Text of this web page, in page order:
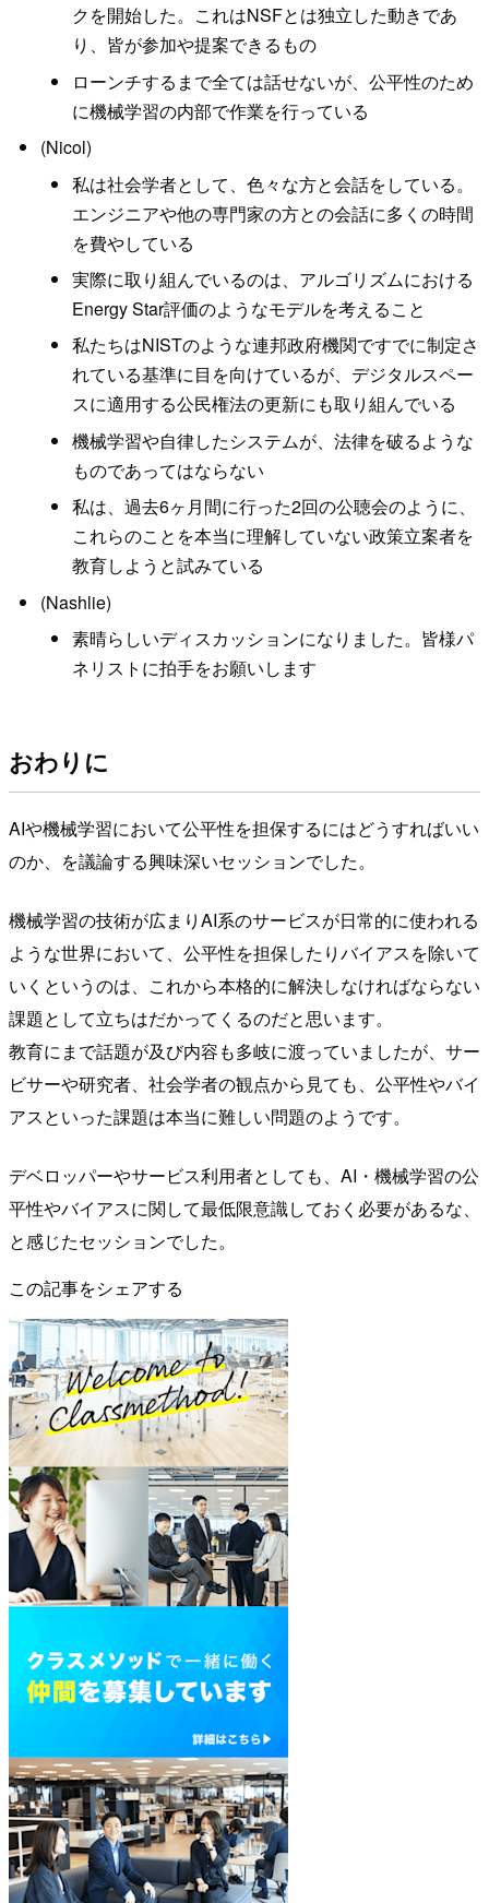
クを開始した。これはNSFとは独立した動きであ
り、皆が参加や提案できるもの
ローンチするまで全ては話せないが、公平性のため
に機械学習の内部で作業を行っている
(Nicol)
私は社会学者として、色々な方と会話をしている。
エンジニアや他の専門家の方との会話に多くの時間
を費やしている
実際に取り組んでいるのは、アルゴリズムにおける
Energy Star評価のようなモデルを考えること
私たちはNISTのような連邦政府機関ですでに制定さ
れている基準に目を向けているが、デジタルスペー
スに適用する公民権法の更新にも取り組んでいる
機械学習や自律したシステムが、法律を破るような
ものであってはならない
私は、過去6ヶ月間に行った2回の公聴会のように、
これらのことを本当に理解していない政策立案者を
教育しようと試みている
(Nashlie)
素晴らしいディスカッションになりました。皆様パ
ネリストに拍手をお願いします
おわりに
AIや機械学習において公平性を担保するにはどうすればいい
のか、を議論する興味深いセッションでした。
機械学習の技術が広まりAI系のサービスが日常的に使われる
ような世界において、公平性を担保したりバイアスを除いて
いくというのは、これから本格的に解決しなければならない
課題として立ちはだかってくるのだと思います。
教育にまで話題が及び内容も多岐に渡っていましたが、サー
ビサーや研究者、社会学者の観点から見ても、公平性やバイ
アスといった課題は本当に難しい問題のようです。
デベロッパーやサービス利用者としても、AI・機械学習の公
平性やバイアスに関して最低限意識しておく必要があるな、
と感じたセッションでした。
この記事をシェアする